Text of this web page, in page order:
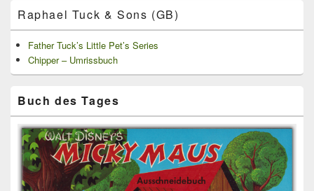
Raphael Tuck & Sons (GB)
Father Tuck’s Little Pet’s Series
Chipper – Umrissbuch
Buch des Tages